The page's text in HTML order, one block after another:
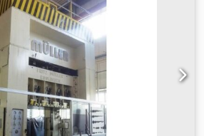
Усилие вытяжной подушки в ползуне
в ползуне 160 мм Площадь
ползуне 1900 x 1300 мм Площадь
мм Боковой проход между стойками
3500 л Мощность привода 200,0 кВт
4,1 x 2,8 x 9,6 м
Высота над уровнем пола 6,4 м Год
ремонт 2005: полностью
с системой Siemens S7 и